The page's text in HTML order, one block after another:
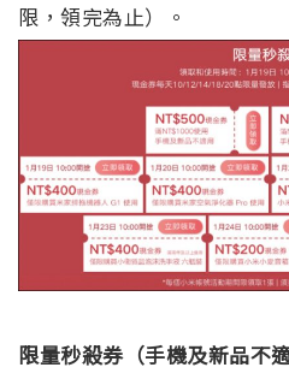
限，領完為止）。
限量秒殺券（手機及新品不